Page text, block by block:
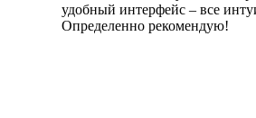
удобный интерфейс – все
Определенно рекомендую!